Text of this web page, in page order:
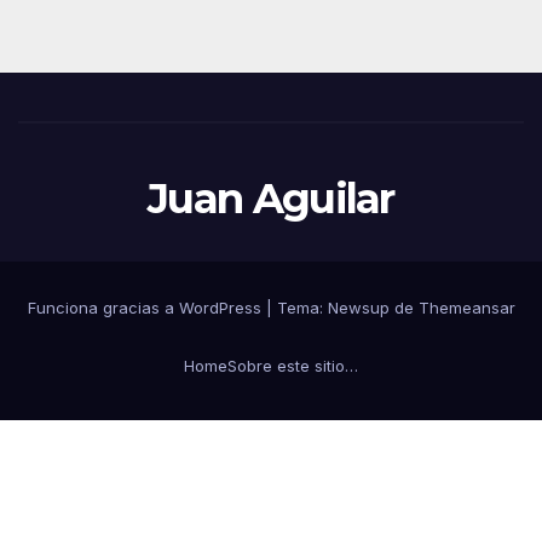
Juan Aguilar
Funciona gracias a WordPress Tema: Newsup de Themeansar
HomeSobre este sitio…